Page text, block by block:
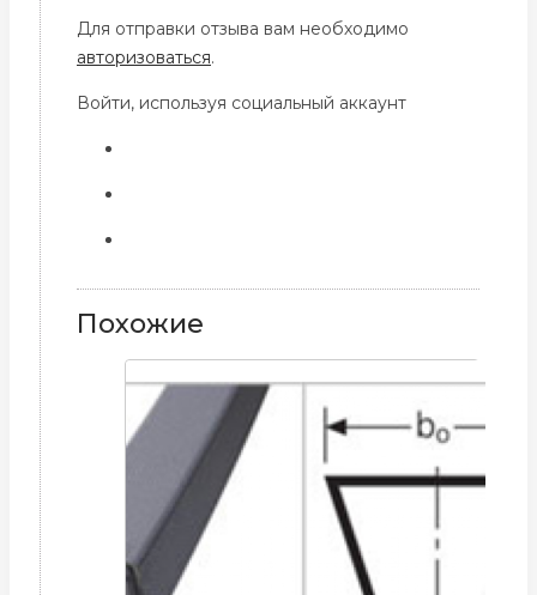
Для отправки отзыва вам необходимо
авторизоваться.
Войти, используя социальный аккаунт
Похожие